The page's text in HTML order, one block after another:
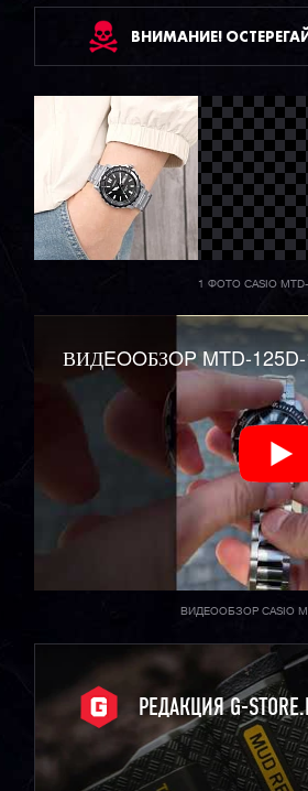
ВНИМАНИЕ!
1 ФОТО CASIO
ВИДEOOБЗOP MTD-
ВИДЕООБЗОР CASIO
РЕДАКЦИЯ G-